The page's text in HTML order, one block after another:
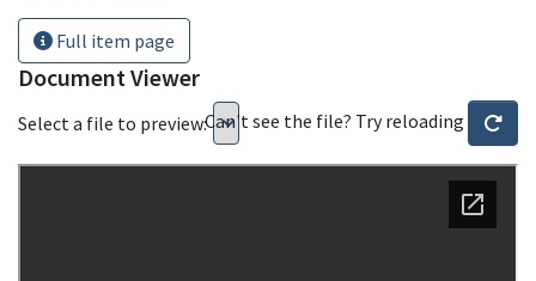
Full item page
Document Viewer
Select a file to preview:Can't see the file? Try reloading